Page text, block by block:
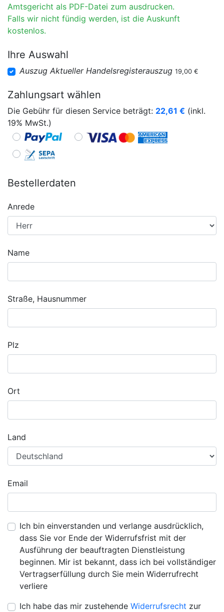
Amtsgericht als PDF-Datei zum ausdrucken.
Falls wir nicht fündig werden, ist die Auskunft
kostenlos.
Ihre Auswahl
Auszug Aktueller Handelsregisterauszug 19,00 €
Zahlungsart wählen
Die Gebühr für diesen Service beträgt: 22,61 € (inkl.
19% MwSt.)
Bestellerdaten
Anrede
Name
Straße, Hausnummer
Plz
Ort
Land
Email
Ich bin einverstanden und verlange ausdrücklich,
dass Sie vor Ende der Widerrufsfrist mit der
Ausführung der beauftragten Dienstleistung
beginnen. Mir ist bekannt, dass ich bei vollständiger
Vertragserfüllung durch Sie mein Widerrufrecht
verliere
Ich habe das mir zustehende Widerrufsrecht zur